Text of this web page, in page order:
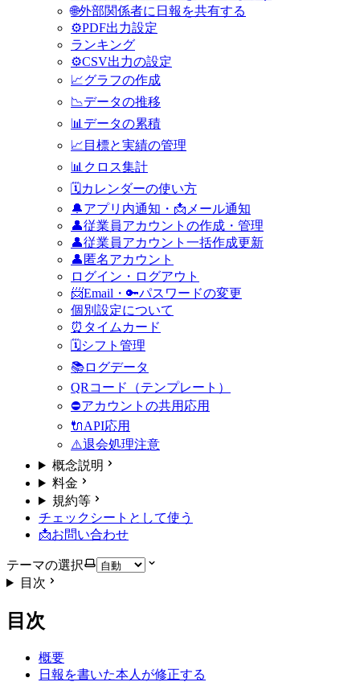
🌐外部関係者に日報を共有する
⚙PDF出力設定
ランキング
⚙️CSV出力の設定
📈グラフの作成
📉データの推移
📊データの累積
📈目標と実績の管理
📊クロス集計
🗓️カレンダーの使い方
🔔アプリ内通知・📩メール通知
👤従業員アカウントの作成・管理
👤従業員アカウント一括作成更新
👤匿名アカウント
ログイン・ログアウト
📨Email・🔑パスワードの変更
個別設定について
⏰タイムカード
🗓️シフト管理
📚ログデータ
QRコード（テンプレート）
⛔アカウントの共用 応用
🔌API応用
⚠️退会処理注意
概念説明
料金
規約等
チェックシートとして使う
📩お問い合わせ
テーマの選択
目次
目次
概要
日報を書いた本人が修正する